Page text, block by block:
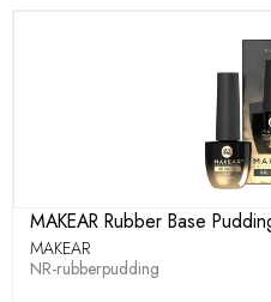
MAKEAR Rubber Base
MAKEAR
NR-rubberpudding